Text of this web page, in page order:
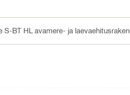
S-BT HL avamere- ja